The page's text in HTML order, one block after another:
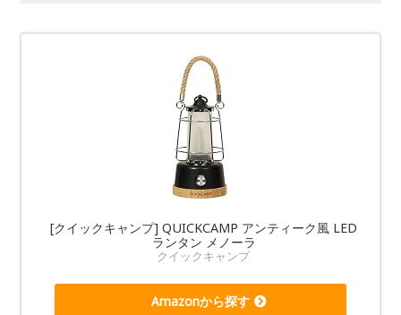
[クイックキャンプ] QUICKCAMP アンティーク風 LED
ランタン メノーラ
クイックキャンプ
Amazonから探す